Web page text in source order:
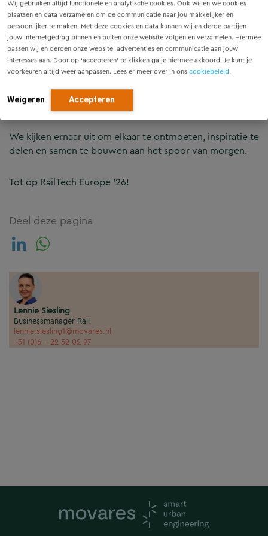
Wij gebruiken altijd functionele en analytische cookies. Ook willen we cookies
plaatsen en data verzamelen om de communicatie naar jou makkelijker en
persoonlijker te maken. Met deze cookies en data kunnen wij en derde partijen
jouw internetgedrag binnen en buiten onze website volgen en verzamelen. Hiermee
passen wij en derden onze website, advertenties en communicatie aan jouw
interesses aan. Door op ‘accepteren’ te klikken ga je hiermee akkoord. Je kunt je
voorkeuren altijd weer aanpassen. Lees er meer over in ons cookiebeleid.
Weigeren Accepteren
Wil je ons spreken over ontwerp, digitalisering,
mobiliteit, ERTMS, energie of toekomstbestendige
infrastructuur? Meld je dan aan via onze persoonlijke link
👇
https://www.railtech-europe.com/exh/?
partner=movares
We kijken ernaar uit om elkaar te ontmoeten, inspiratie te
delen en samen te bouwen aan het spoor van morgen.
Tot op RailTech Europe ’26!
Deel deze pagina
Lennie Siesling
Businessmanager Rail
lennie.siesling1@movares.nl
+31 (0)6 - 22 52 02 97